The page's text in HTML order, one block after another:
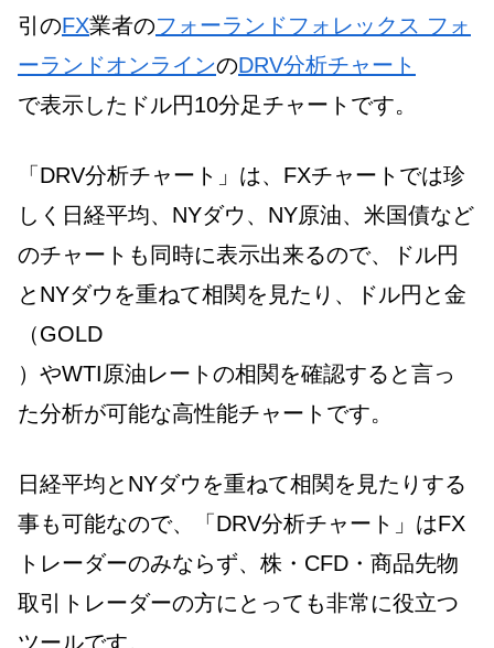
引のFX業者のフォーランドフォレックス フォ
ーランドオンラインのDRV分析チャート
で表示したドル円10分足チャートです。
「DRV分析チャート」は、FXチャートでは珍
しく日経平均、NYダウ、NY原油、米国債など
のチャートも同時に表示出来るので、ドル円
とNYダウを重ねて相関を見たり、ドル円と金
（GOLD
）やWTI原油レートの相関を確認すると言っ
た分析が可能な高性能チャートです。
日経平均とNYダウを重ねて相関を見たりする
事も可能なので、「DRV分析チャート」はFX
トレーダーのみならず、株・CFD・商品先物
取引トレーダーの方にとっても非常に役立つ
ツールです。